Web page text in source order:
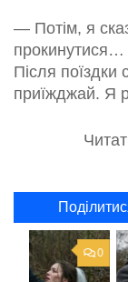
— Потім, я
прокинутися…
Після
приїжджай. Я
0